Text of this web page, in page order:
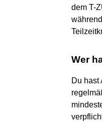
dem T-
Wer
Du hast